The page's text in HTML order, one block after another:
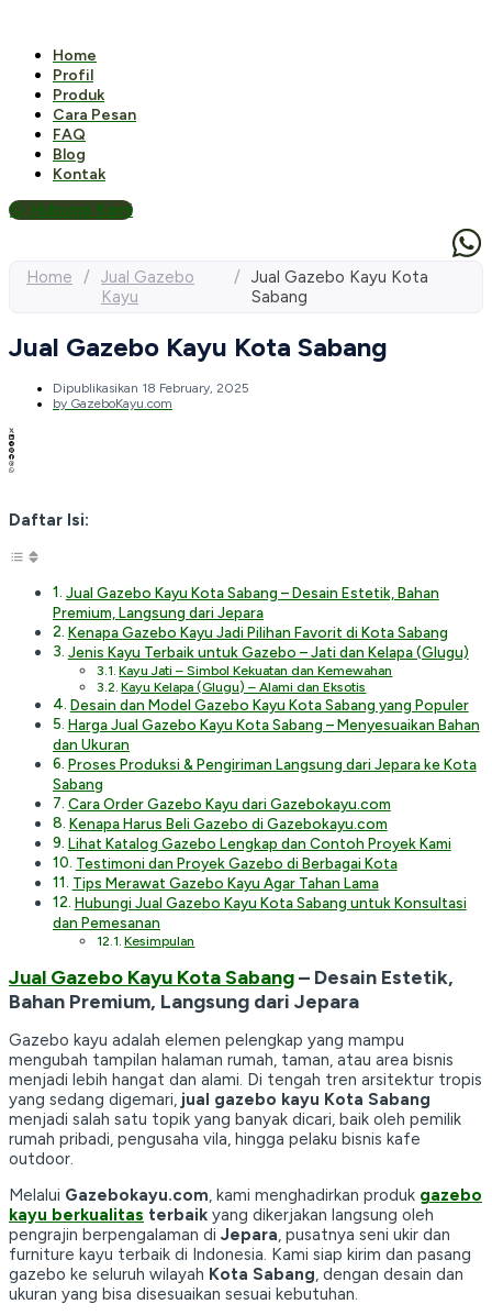
Home
Profil
Produk
Cara Pesan
FAQ
Blog
Kontak
Hubungi Kami
Home / Jual Gazebo
Kayu
/ Jual Gazebo Kayu Kota
Sabang
Jual Gazebo Kayu Kota Sabang
Dipublikasikan 18 February, 2025
by GazeboKayu.com
Daftar Isi:
Jual Gazebo Kayu Kota Sabang – Desain Estetik, Bahan
Premium, Langsung dari Jepara
Kenapa Gazebo Kayu Jadi Pilihan Favorit di Kota Sabang
Jenis Kayu Terbaik untuk Gazebo – Jati dan Kelapa (Glugu)
Kayu Jati – Simbol Kekuatan dan Kemewahan
Kayu Kelapa (Glugu) – Alami dan Eksotis
Desain dan Model Gazebo Kayu Kota Sabang yang Populer
Harga Jual Gazebo Kayu Kota Sabang – Menyesuaikan Bahan
dan Ukuran
Proses Produksi & Pengiriman Langsung dari Jepara ke Kota
Sabang
Cara Order Gazebo Kayu dari Gazebokayu.com
Kenapa Harus Beli Gazebo di Gazebokayu.com
Lihat Katalog Gazebo Lengkap dan Contoh Proyek Kami
Testimoni dan Proyek Gazebo di Berbagai Kota
Tips Merawat Gazebo Kayu Agar Tahan Lama
Hubungi Jual Gazebo Kayu Kota Sabang untuk Konsultasi
dan Pemesanan
Kesimpulan
Jual Gazebo Kayu Kota Sabang– Desain Estetik,
Bahan Premium, Langsung dari Jepara
Gazebo kayu adalah elemen pelengkap yang mampu
mengubah tampilan halaman rumah, taman, atau area bisnis
menjadi lebih hangat dan alami. Di tengah tren arsitektur tropis
yang sedang digemari, jual gazebo kayu Kota Sabang
menjadi salah satu topik yang banyak dicari, baik oleh pemilik
rumah pribadi, pengusaha vila, hingga pelaku bisnis kafe
outdoor.
Melalui Gazebokayu.com, kami menghadirkan produk gazebo
kayu berkualitas terbaik yang dikerjakan langsung oleh
pengrajin berpengalaman di Jepara, pusatnya seni ukir dan
furniture kayu terbaik di Indonesia. Kami siap kirim dan pasang
gazebo ke seluruh wilayah Kota Sabang, dengan desain dan
ukuran yang bisa disesuaikan sesuai kebutuhan.